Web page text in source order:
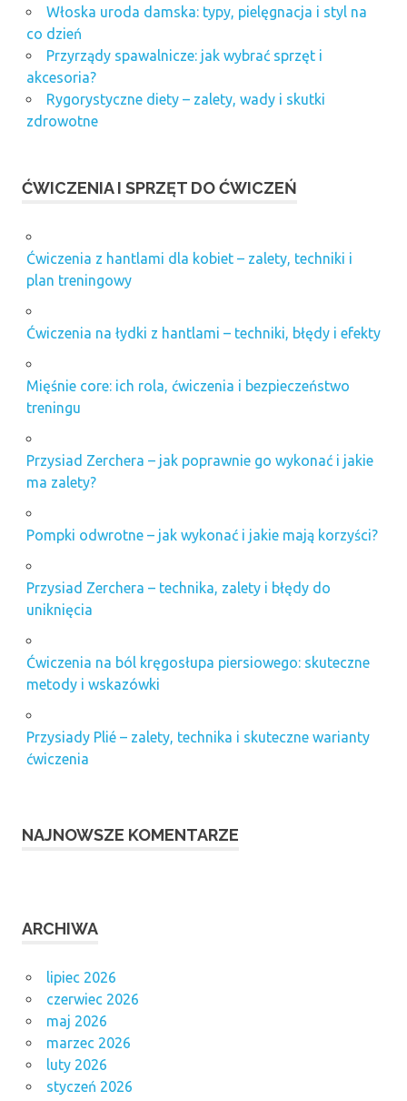
Włoska uroda damska: typy, pielęgnacja i styl na
co dzień
Przyrządy spawalnicze: jak wybrać sprzęt i
akcesoria?
Rygorystyczne diety – zalety, wady i skutki
zdrowotne
ĆWICZENIA I SPRZĘT DO ĆWICZEŃ
Ćwiczenia z hantlami dla kobiet – zalety, techniki i
plan treningowy
Ćwiczenia na łydki z hantlami – techniki, błędy i efekty
Mięśnie core: ich rola, ćwiczenia i bezpieczeństwo
treningu
Przysiad Zerchera – jak poprawnie go wykonać i jakie
ma zalety?
Pompki odwrotne – jak wykonać i jakie mają korzyści?
Przysiad Zerchera – technika, zalety i błędy do
uniknięcia
Ćwiczenia na ból kręgosłupa piersiowego: skuteczne
metody i wskazówki
Przysiady Plié – zalety, technika i skuteczne warianty
ćwiczenia
NAJNOWSZE KOMENTARZE
ARCHIWA
lipiec 2026
czerwiec 2026
maj 2026
marzec 2026
luty 2026
styczeń 2026